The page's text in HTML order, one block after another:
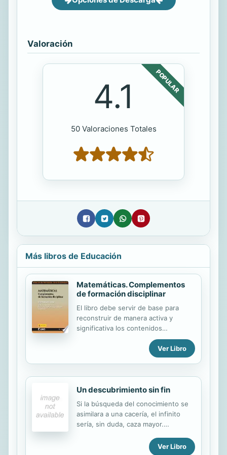
Valoración
POPULAR
4.1
50 Valoraciones Totales
Más libros de Educación
Matemáticas. Complementos
de formación disciplinar
El libro debe servir de base para
reconstruir de manera activa y
significativa los contenidos
matemáticos que se imparten en los
currículos de las etapas
correspondientes. La competencia
cuestiones, en un conocimiento bien
fundado de los contenidos que hay
que trabajar en el aula. Las
actividades que se incorporan
también tienen la finalidad de
colaborar en la construcción de ese
conocimiento que consideramos
fundamental para el desarrollo
Ver Libro
Un descubrimiento sin fin
Si la búsqueda del conocimiento se
asimilara a una cacería, el infinito
sería, sin duda, caza mayor.
paradojas, esta fantástica presa se
Ver Libro